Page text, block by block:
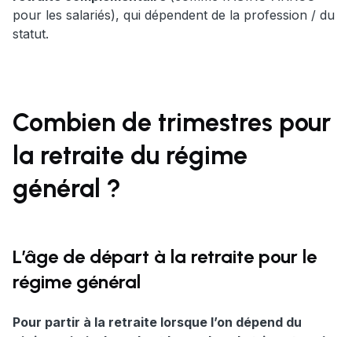
pour les salariés), qui dépendent de la profession / du
statut.
Combien de trimestres pour
la retraite du régime
général ?
L’âge de départ à la retraite pour le
régime général
Pour partir à la retraite lorsque l’on dépend du